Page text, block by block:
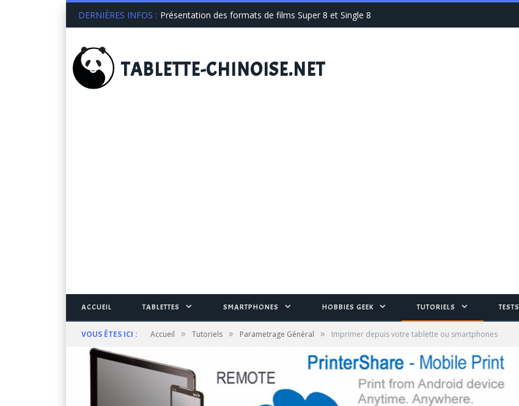
DERNIÈRES INFOS : Présentation des formats de films Super 8 et Single 8
TABLETTE-CHINOISE.NET
ACCUEIL TABLETTES SMARTPHONES HOBBIES GEEK TUTORIELS TESTS
VOUS ÊTES ICI : Accueil » Tutoriels » Parametrage Général » Imprimer depuis votre tablette ou smartphones